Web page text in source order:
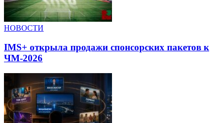
НОВОСТИ
IMS+ открыла продажи спонсорских пакетов к
ЧМ-2026